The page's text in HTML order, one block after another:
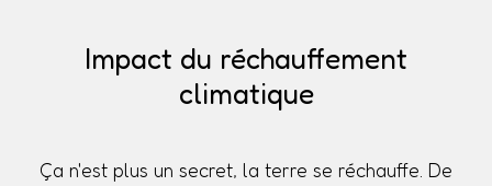
Impact du réchauffement
climatique
Ça n'est plus un secret, la terre se réchauffe. De